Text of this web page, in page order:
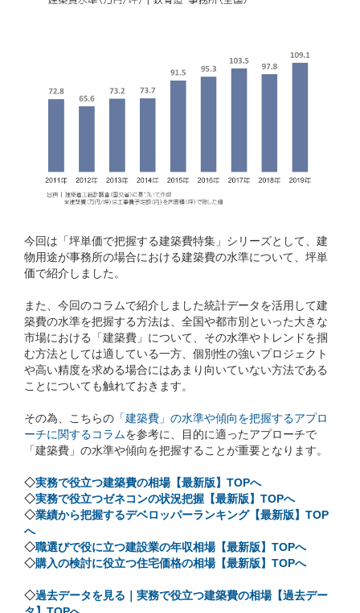
今回は「坪単価で把握する建築費特集」シリーズとして、建
物用途が事務所の場合における建築費の水準について、坪単
価で紹介しました。
また、今回のコラムで紹介しました統計データを活用して建
築費の水準を把握する方法は、全国や都市別といった大きな
市場における「建築費」について、その水準やトレンドを掴
む方法としては適している一方、個別性の強いプロジェクト
や高い精度を求める場合にはあまり向いていない方法である
ことについても触れておきます。
その為、こちらの 「建築費」の水準や傾向を把握するアプロ
ーチに関するコラムを参考に、目的に適ったアプローチで
「建築費」の水準や傾向を把握することが重要となります。
◇実務で役立つ建築費の相場【最新版】TOPへ
◇実務で役立つゼネコンの状況把握【最新版】TOPへ
◇業績から把握するデベロッパーランキング【最新版】TOP
へ
◇職選びで役に立つ建設業の年収相場【最新版】TOPへ
◇購入の検討に役立つ住宅価格の相場【最新版】TOPへ
◇過去データを見る｜実務で役立つ建築費の相場【過去デー